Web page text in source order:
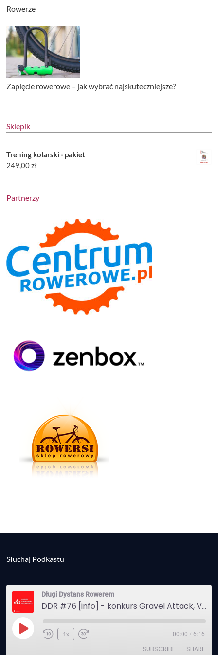
Rowerze
Zapięcie rowerowe – jak wybrać najskuteczniejsze?
Sklepik
Trening kolarski - pakiet
249,00zł
Partnerzy
Słuchaj Podkastu
Długi Dystans Rowerem
DDR #76 [info] - konkurs Gravel Attack, Varmia Gravel, Bike Expo, Inspire India Ultra Race
Play
1x 00:00 / 6:16
SUBSCRIBE SHARE